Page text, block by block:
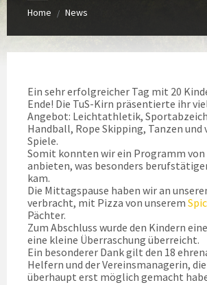
Home / News
Ein sehr erfolgreicher Tag mit 20
Ende! Die TuS-Kirn präsentierte ihr
Angebot: Leichtathletik,
Handball, Rope Skipping, Tanzen und
Spiele.
Somit konnten wir ein Programm von
anbieten, was besonders
kam.
Die Mittagspause haben wir an
verbracht, mit Pizza von unserem
Pächter.
Zum Abschluss wurde den Kindern
eine kleine Überraschung überreicht.
Ein besonderer Dank gilt den 18
Helfern und der Vereinsmanagerin,
überhaupt erst möglich gemacht